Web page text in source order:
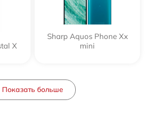
X
Sharp Aquos Phone Xx
mini
Показать больше